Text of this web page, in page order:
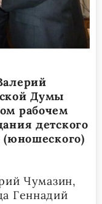
Думы
рабочем
детского
(юношеского)
Чумазин,
Геннадий